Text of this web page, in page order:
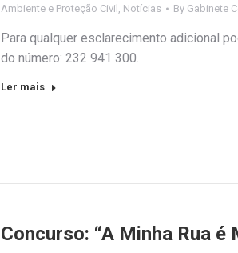
Ambiente e Proteção Civil Notícias By Gabinete
Para qualquer esclarecimento adicional
do número: 232 941 300.
Ler mais
Concurso: “A Minha Rua é